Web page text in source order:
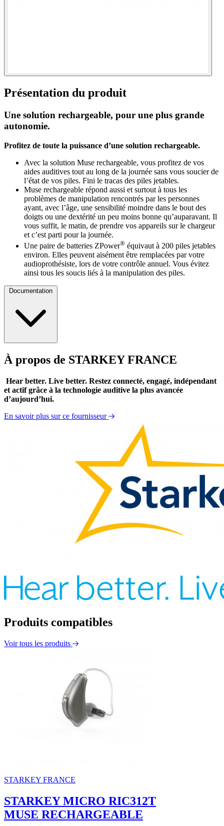
Présentation du produit
Une solution rechargeable, pour une plus grande
autonomie.
Profitez de toute la puissance d’une solution rechargeable.
Avec la solution Muse rechargeable, vous profitez de vos
aides auditives tout au long de la journée sans vous soucier de
l’état de vos piles. Fini le tracas des piles jetables.
Muse rechargeable répond aussi et surtout à tous les
problèmes de manipulation rencontrés par les personnes
ayant, avec l’âge, une sensibilité moindre dans le bout des
doigts ou une dextérité un peu moins bonne qu’auparavant. Il
vous suffit, le matin, de prendre vos appareils sur le chargeur
et c’est parti pour la journée.
Une paire de batteries ZPower® équivaut à 200 piles jetables
environ. Elles peuvent aisément être remplacées par votre
audioprothésiste, lors de votre contrôle annuel. Vous évitez
ainsi tous les soucis liés à la manipulation des piles.
Documentation
Fiche Produit Muse rechargeable
À propos de STARKEY FRANCE
Hear better. Live better. Restez connecté, engagé, indépendant
et actif grâce à la technologie auditive la plus avancée
d’aujourd’hui.
En savoir plus sur ce fournisseur
Produits compatibles
Voir tous les produits
STARKEY FRANCE
STARKEY MICRO RIC312T
MUSE RECHARGEABLE